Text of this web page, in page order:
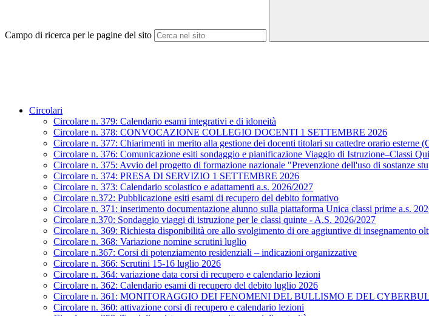
Campo di ricerca per le pagine del sito
Circolari
Circolare n. 379: Calendario esami integrativi e di idoneità
Circolare n. 378: CONVOCAZIONE COLLEGIO DOCENTI 1 SETTEMBRE 2026
Circolare n. 377: Chiarimenti in merito alla gestione dei docenti titolari su cattedre orario
Circolare n. 376: Comunicazione esiti sondaggio e pianificazione Viaggio di Istruzione–Classi
Circolare n. 375: Avvio del progetto di formazione nazionale "Prevenzione dell'uso di sostanze
Circolare n. 374: PRESA DI SERVIZIO 1 SETTEMBRE 2026
Circolare n. 373: Calendario scolastico e adattamenti a.s. 2026/2027
Circolare n.372: Pubblicazione esiti esami di recupero del debito formativo
Circolare n. 371: inserimento documentazione alunno sulla piattaforma Unica classi prime a.s.
Circolare n.370: Sondaggio viaggi di istruzione per le classi quinte - A.S. 2026/2027
Circolare n. 369: Richiesta disponibilità ore allo svolgimento di ore aggiuntive di insegnamento
Circolare n. 368: Variazione nomine scrutini luglio
Circolare n.367: Corsi di potenziamento residenziali – indicazioni organizzative
Circolare n. 366: Scrutini 15-16 luglio 2026
Circolare n. 364: variazione data corsi di recupero e calendario lezioni
Circolare n. 362: Calendario esami di recupero del debito luglio 2026
Circolare n. 361: MONITORAGGIO DEI FENOMENI DEL BULLISMO E DEL
Circolare n. 360: attivazione corsi di recupero e calendario lezioni